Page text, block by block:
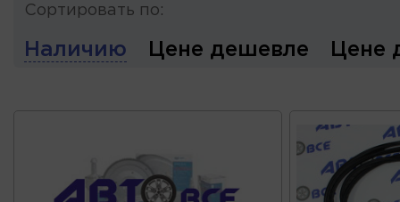
Сортировать по:
Наличию Цене дешевле Цене